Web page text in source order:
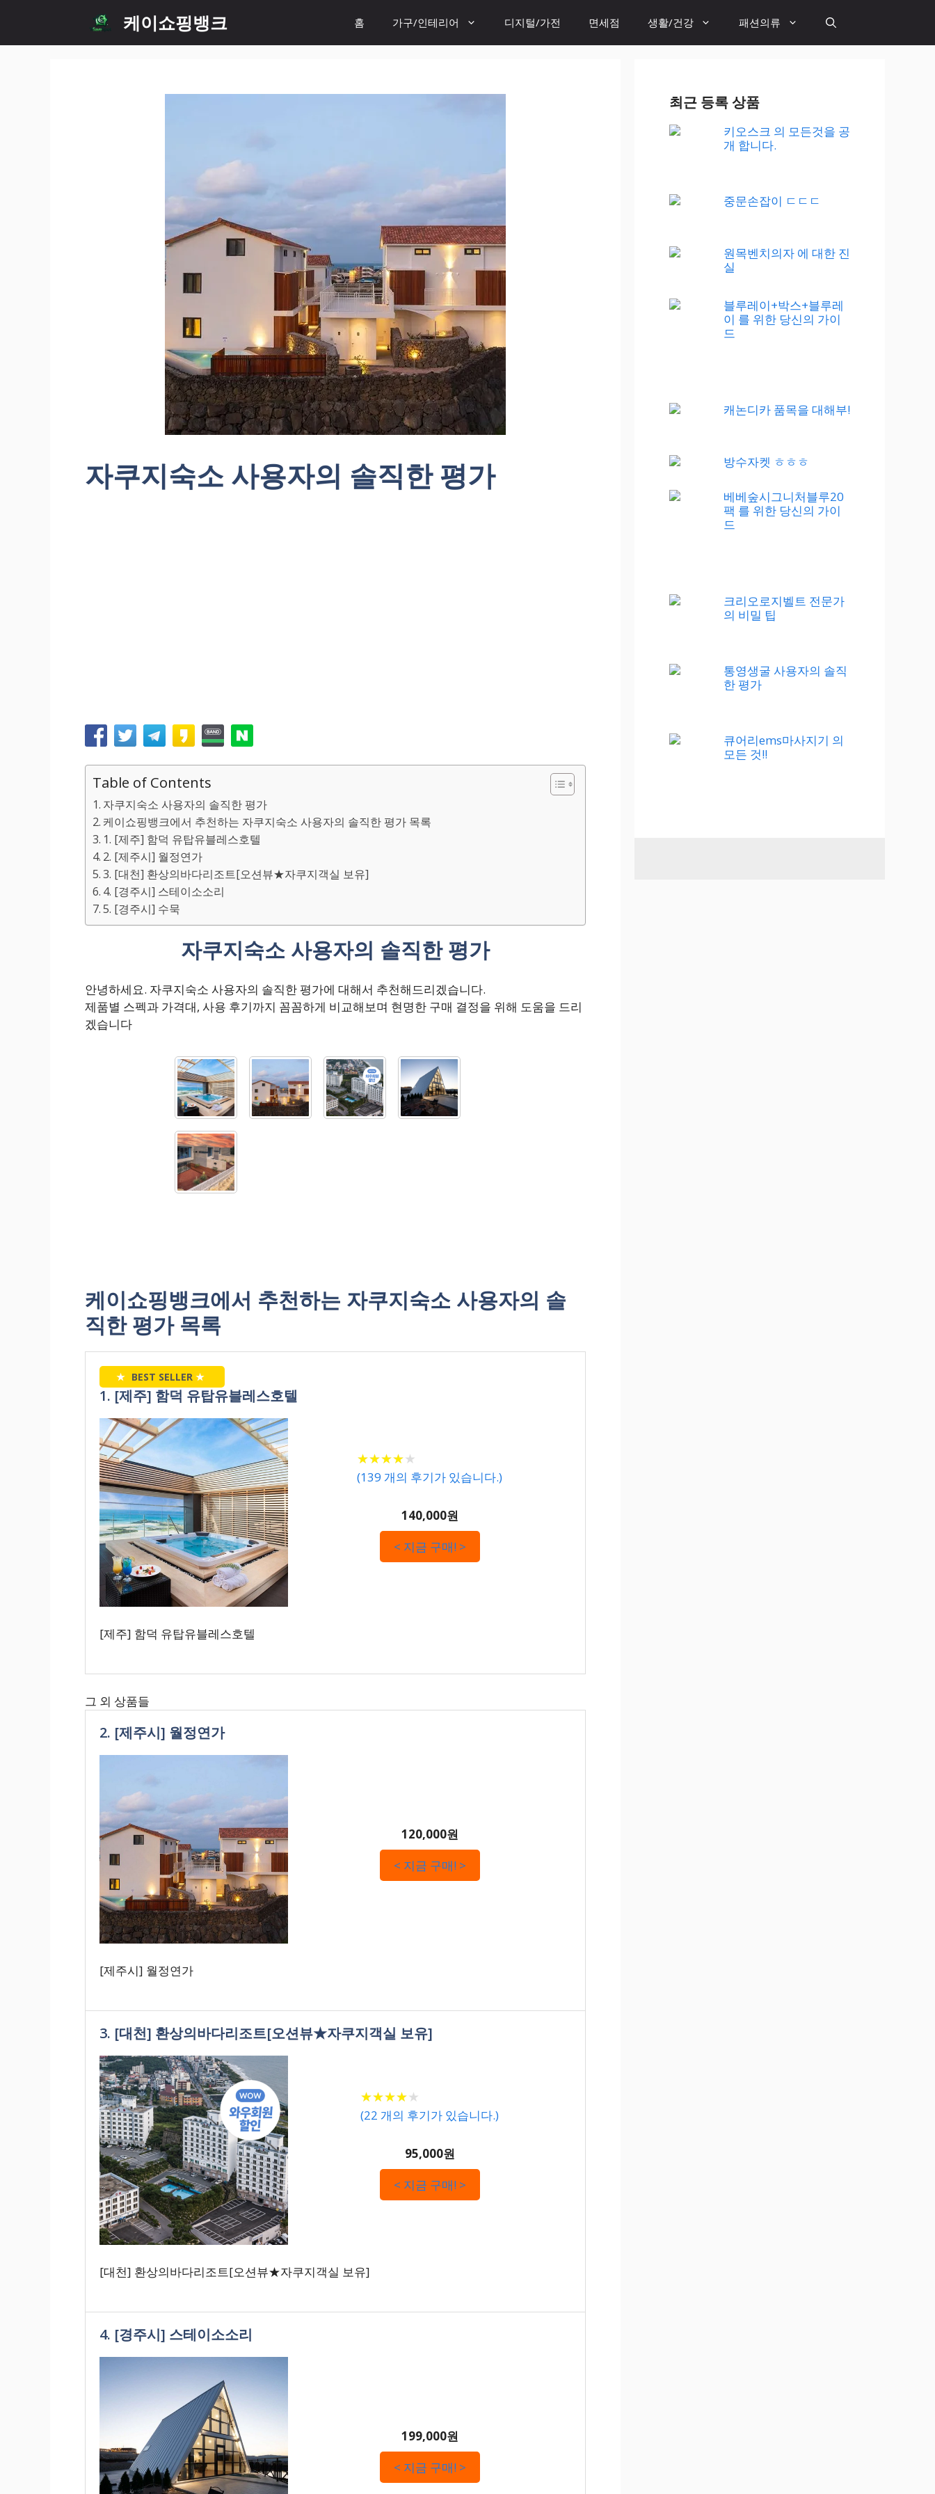
content
케이쇼핑뱅크 홈 가구/인테리어 디지털/가전 면세점 생활/건강 패션의류
자쿠지숙소 사용자의 솔직한 평가
Table of Contents
자쿠지숙소 사용자의 솔직한 평가
케이쇼핑뱅크에서 추천하는 자쿠지숙소 사용자의 솔직한 평가 목록
1. [제주] 함덕 유탑유블레스호텔
2. [제주시] 월정연가
3. [대천] 환상의바다리조트[오션뷰★자쿠지객실 보유]
4. [경주시] 스테이소소리
5. [경주시] 수묵
자쿠지숙소 사용자의 솔직한 평가
안녕하세요. 자쿠지숙소 사용자의 솔직한 평가에 대해서 추천해드리겠습니다.
제품별 스펙과 가격대, 사용 후기까지 꼼꼼하게 비교해보며 현명한 구매 결정을 위해 도움을 드리
겠습니다
케이쇼핑뱅크에서 추천하는 자쿠지숙소 사용자의 솔
직한 평가 목록
★ BEST SELLER ★
1. [제주] 함덕 유탑유블레스호텔
★★★★★
★★★★★
(139 개의 후기가 있습니다.)
140,000원
< 지금 구매! >
[제주] 함덕 유탑유블레스호텔
그 외 상품들
2. [제주시] 월정연가
120,000원
< 지금 구매! >
[제주시] 월정연가
3. [대천] 환상의바다리조트[오션뷰★자쿠지객실 보유]
★★★★★
★★★★★
(22 개의 후기가 있습니다.)
95,000원
< 지금 구매! >
[대천] 환상의바다리조트[오션뷰★자쿠지객실 보유]
4. [경주시] 스테이소소리
199,000원
< 지금 구매! >
최근 등록 상품
키오스크 의 모든것을 공
개 합니다.
중문손잡이 ㄷㄷㄷ
원목벤치의자 에 대한 진
실
블루레이+박스+블루레
이 를 위한 당신의 가이
드
캐논디카 품목을 대해부!
방수자켓 ㅎㅎㅎ
베베숲시그니처블루20
팩 를 위한 당신의 가이
드
크리오로지벨트 전문가
의 비밀 팁
통영생굴 사용자의 솔직
한 평가
큐어리ems마사지기 의
모든 것!!